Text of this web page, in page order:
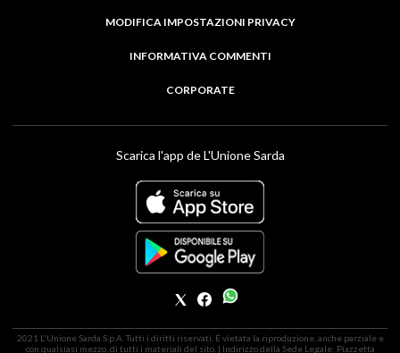
MODIFICA IMPOSTAZIONI PRIVACY
INFORMATIVA COMMENTI
CORPORATE
Scarica l'app de L'Unione Sarda
2021 L'Unione Sarda S.p.A. Tutti i diritti riservati. É vietata la riproduzione, anche parziale e
con qualsiasi mezzo, di tutti i materiali del sito. | Indirizzo della Sede Legale: Piazzetta